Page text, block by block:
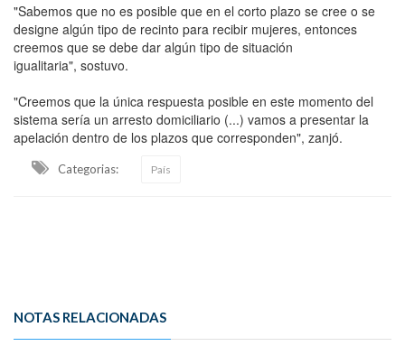
"Sabemos que no es posible que en el corto plazo se cree o se
designe algún tipo de recinto para recibir mujeres, entonces
creemos que se debe dar algún tipo de situación
igualitaria", sostuvo.
"Creemos que la única respuesta posible en este momento del
sistema sería un arresto domiciliario (...) vamos a presentar la
apelación dentro de los plazos que corresponden", zanjó.
Categorias: País
NOTAS RELACIONADAS